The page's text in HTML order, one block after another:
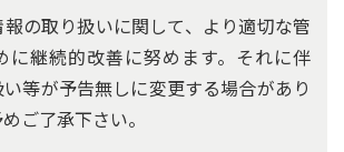
の取り扱いに関して、より適切な管
に継続的改善に努めます。それに伴
等が予告無しに変更する場合があり
ご了承下さい。